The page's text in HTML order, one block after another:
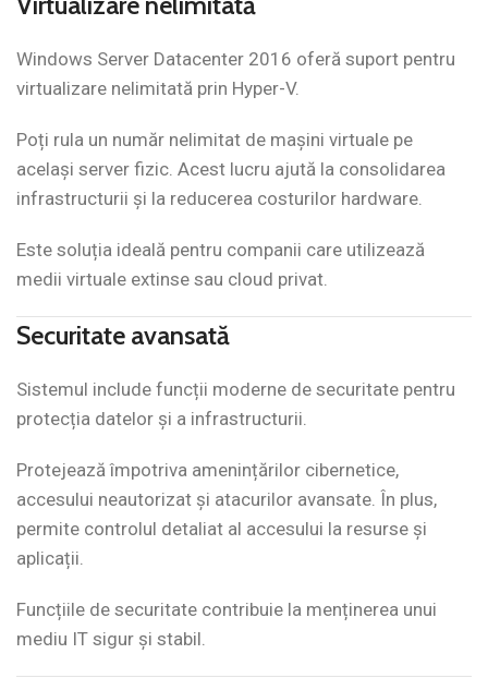
Windows Server Datacenter 2016 oferă suport pentru
virtualizare nelimitată prin Hyper-V.
Poți rula un număr nelimitat de mașini virtuale pe
același server fizic. Acest lucru ajută la consolidarea
infrastructurii și la reducerea costurilor hardware.
Este soluția ideală pentru companii care utilizează
medii virtuale extinse sau cloud privat.
Securitate avansată
Sistemul include funcții moderne de securitate pentru
protecția datelor și a infrastructurii.
Protejează împotriva amenințărilor cibernetice,
accesului neautorizat și atacurilor avansate. În plus,
permite controlul detaliat al accesului la resurse și
aplicații.
Funcțiile de securitate contribuie la menținerea unui
mediu IT sigur și stabil.